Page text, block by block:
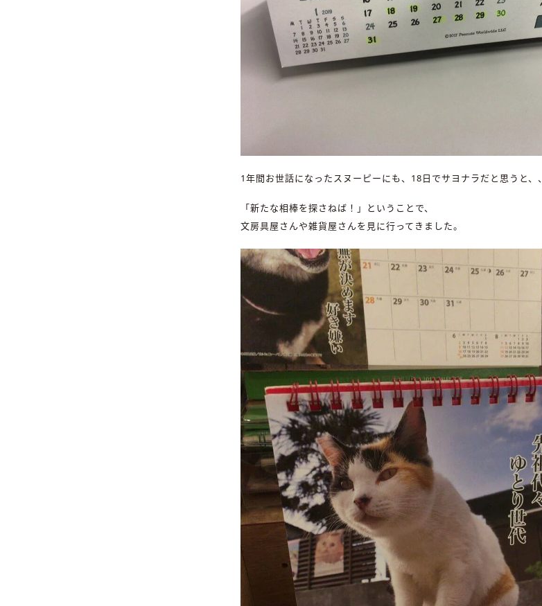
1年間お世話になったスヌーピーにも、18日でサヨナラだと思うと、、
「新たな相棒を探さねば！」ということで、
文房具屋さんや雑貨屋さんを見に行ってきました。